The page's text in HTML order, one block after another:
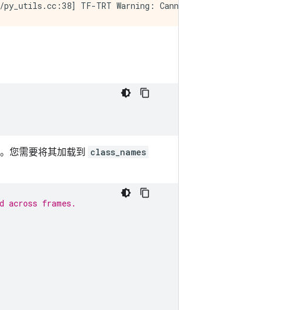
您需要将其加载到
class_names
across frames.